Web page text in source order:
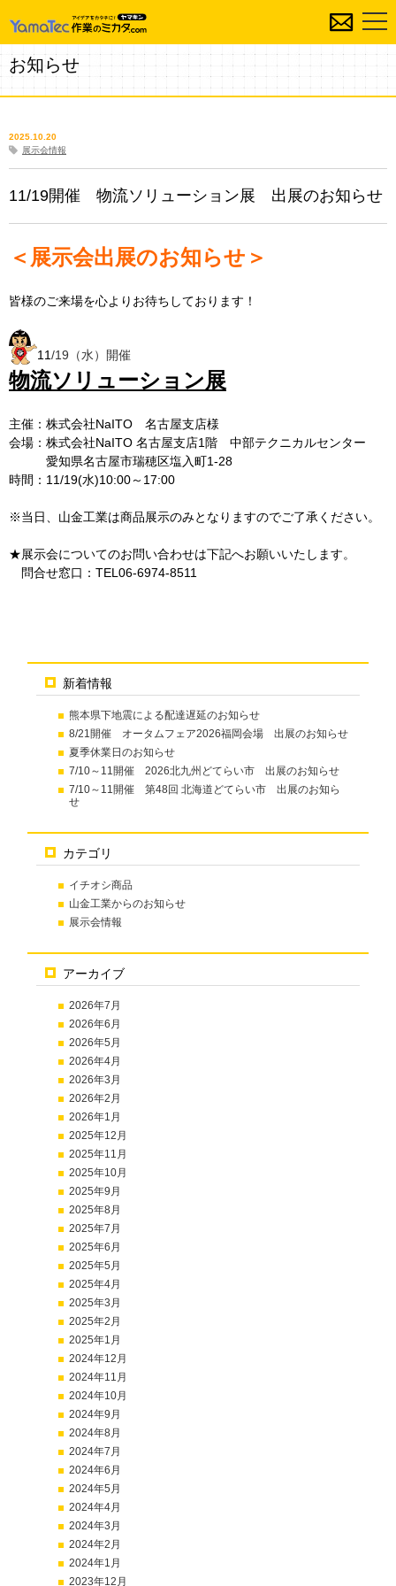
お知らせ
新着情報
熊本県下地震による配達遅延のお知らせ
8/21開催 オータムフェア2026福岡会場 出展のお知らせ
夏季休業日のお知らせ
7/10～11開催 2026北九州どてらい市 出展のお知らせ
7/10～11開催 第48回 北海道どてらい市 出展のお知ら
せ
カテゴリ
イチオシ商品
山金工業からのお知らせ
展示会情報
アーカイブ
2026年7月
2026年6月
2026年5月
2026年4月
2026年3月
2026年2月
2026年1月
2025年12月
2025年11月
2025年10月
2025年9月
2025年8月
2025年7月
2025年6月
2025年5月
2025年4月
2025年3月
2025年2月
2025年1月
2024年12月
2024年11月
2024年10月
2024年9月
2024年8月
2024年7月
2024年6月
2024年5月
2024年4月
2024年3月
2024年2月
2024年1月
2023年12月
2025.10.20
展示会情報
11/19開催 物流ソリューション展 出展のお知らせ
＜展示会出展のお知らせ＞
皆様のご来場を心よりお待ちしております！
11/19（水） 開催
物流ソリューション展
主催：株式会社NaITO 名古屋支店様
会場：株式会社NaITO 名古屋支店1階 中部テクニカルセンター
愛知県名古屋市瑞穂区塩入町1-28
時間：11/19(水)10:00～17:00
※当日、山金工業は商品展示のみとなりますのでご了承ください。
★展示会についてのお問い合わせは下記へお願いいたします。
問合せ窓口：TEL06-6974-8511